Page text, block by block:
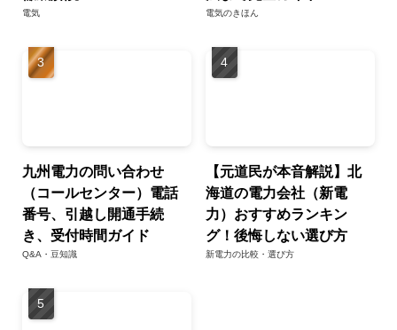
電気 電気のきほん
九州電力の問い合わせ
（コールセンター）電話
番号、引越し開通手続
き、受付時間ガイド
Q&A・豆知識
【元道民が本音解説】北
海道の電力会社（新電
力）おすすめランキン
グ！後悔しない選び方
新電力の比較・選び方